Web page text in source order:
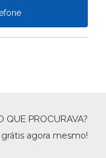
QUE PROCURAVA?
agora mesmo!